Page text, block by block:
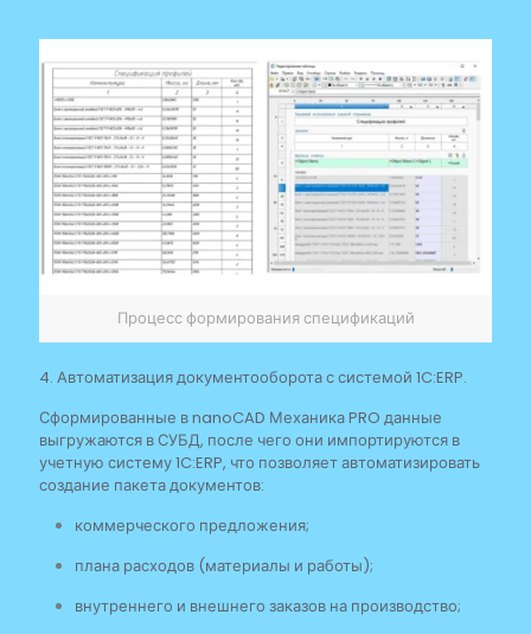
Процесс формирования спецификаций
4. Автоматизация документооборота с системой 1C:ERP.
Сформированные в nanoCAD Механика PRO данные
выгружаются в СУБД, после чего они импортируются в
учетную систему 1C:ERP, что позволяет автоматизировать
создание пакета документов:
коммерческого предложения;
плана расходов (материалы и работы);
внутреннего и внешнего заказов на производство;